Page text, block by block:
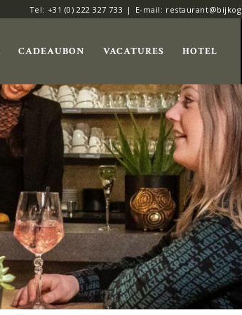
Tel: +31 (0) 222 327 733 E-mail:
CADEAUBON VACATURES HOTEL